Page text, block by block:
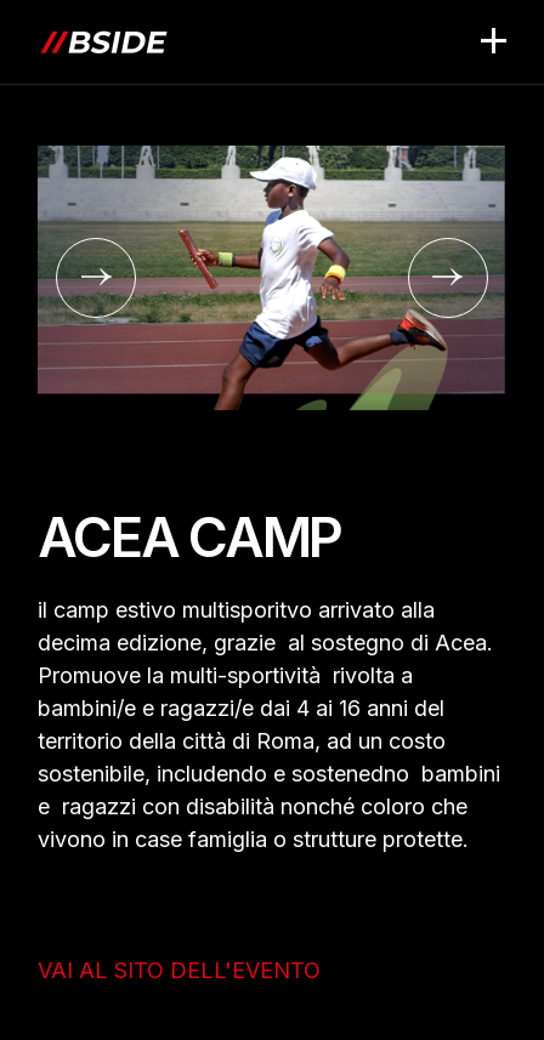
ACEA CAMP
il camp estivo multisporitvo arrivato alla
decima edizione, grazie al sostegno di Acea.
Promuove la multi-sportività rivolta a
bambini/e e ragazzi/e dai 4 ai 16 anni del
territorio della città di Roma, ad un costo
sostenibile, includendo e sostenedno bambini
e ragazzi con disabilità nonché coloro che
vivono in case famiglia o strutture protette.
VAI AL SITO DELL'EVENTO